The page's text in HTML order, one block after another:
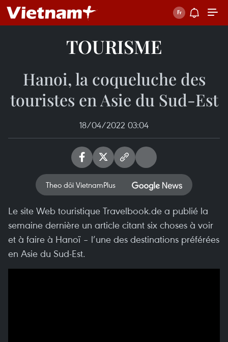
TOURISME
Hanoi, la coqueluche des
touristes en Asie du Sud-Est
18/04/2022 03:04
Theo dõi VietnamPlus
Le site Web touristique Travelbook.de a publié la
semaine dernière un article citant six choses à voir
et à faire à Hanoï – l’une des destinations préférées
en Asie du Sud-Est.